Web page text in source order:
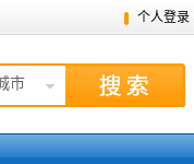
个人登录
市